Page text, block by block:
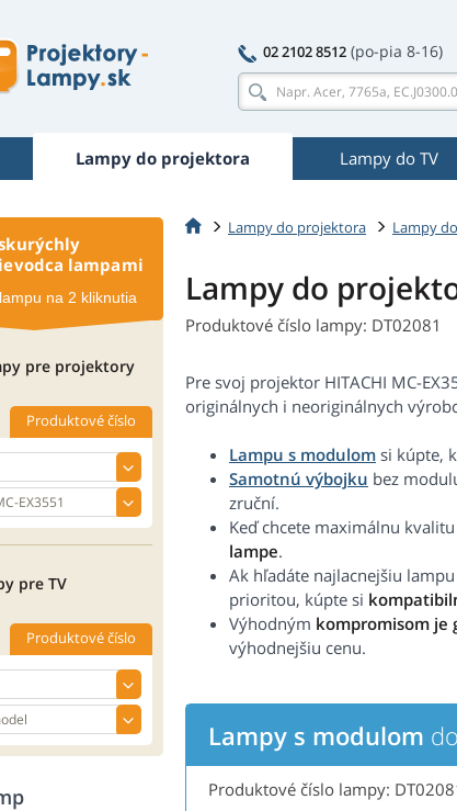
02 2102 8512 (po-pia 8-16)
Lampy do projektora Lampy do TV
Lampy do projektora Lampy
Lampy do
Produktové číslo lampy: DT02081
Pre svoj projektor HITACHI MC-
originálnych i neoriginálnych
Lampu s modulom si kúpte,
Samotnú výbojku bez
zruční.
Keď chcete maximálnu
lampe.
Ak hľadáte najlacnejšiu
prioritou, kúpte si
Výhodným kompromisom je
výhodnejšiu cenu.
Lampy s modulom
Produktové číslo lampy:
lampami
na 2 kliknutia
pre projektory
Produktové číslo
pre TV
Produktové číslo